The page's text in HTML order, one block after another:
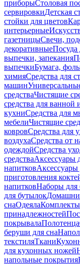
приборыСтоловая
сервировкиДетская
стойки для цветов
интерьерные
газетницыСвечи,
декоративныеПосуда
выпечки, запекания
выпечкиБумага,
химияСредства для
машин
средстваЧистящие
средства для ванной
кухниСредства для
мебелиЧистящие
ковровСредства для
воздухаСредства от
одеждойСредства
средстваАксессуары
напитковАксессуары
приготовления
напитковНаборы для
для бутылок
снаОдеяла
принадлежностей
покрывалаПолотенца
беруши для сна
текстиляТкани
для кухонных ножей
напольные покрытия